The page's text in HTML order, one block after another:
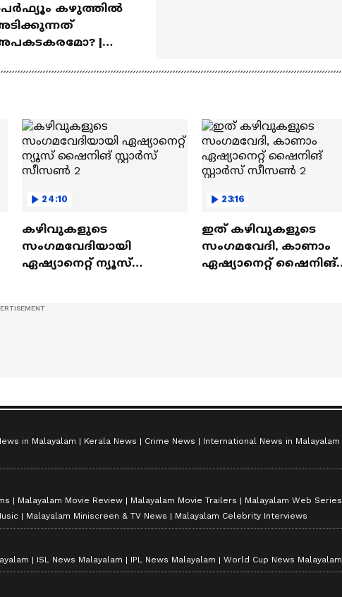
കഴുത്തിൽ
|
24:10
കഴിവുകളുടെ
സംഗമവേദിയായി
ഏഷ്യാനെറ്റ് ന്യൂസ്
23:16
ഇത് കഴിവുകളുടെ
സംഗമവേദി, കാണാം
ഏഷ്യാനെറ്റ് ഷൈനിങ്
in Malayalam Kerala News Crime News
International News in Malayalam
Malayalam Movie Review Malayalam Movie Trailers
Malayalam Web Series
Malayalam Miniscreen & TV News Malayalam Celebrity Interviews
ISL News Malayalam IPL News Malayalam World Cup News Malayalam